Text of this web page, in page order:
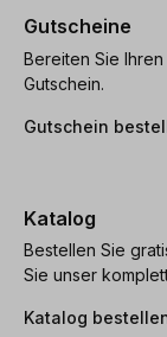
Gutscheine
Bereiten Sie
Gutschein.
Gutschein
Katalog
Bestellen Sie
Sie unser
Katalog